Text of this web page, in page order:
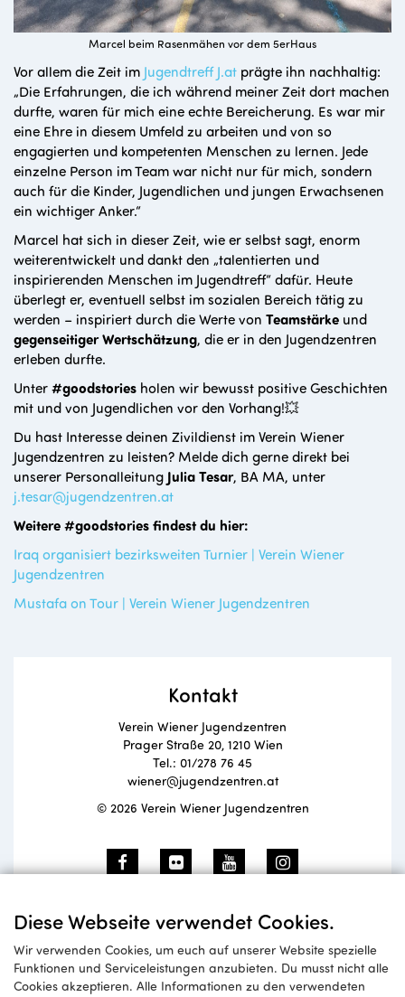
Diese Webseite verwendet Cookies.
Wir verwenden Cookies, um euch auf unserer Website spezielle
Funktionen und Serviceleistungen anzubieten. Du musst nicht alle
Cookies akzeptieren. Alle Informationen zu den verwendeten
Marcel beim Rasenmähen vor dem 5erHaus
Vor allem die Zeit im Jugendtreff J.at prägte ihn nachhaltig:
„Die Erfahrungen, die ich während meiner Zeit dort machen
durfte, waren für mich eine echte Bereicherung. Es war mir
eine Ehre in diesem Umfeld zu arbeiten und von so
engagierten und kompetenten Menschen zu lernen. Jede
einzelne Person im Team war nicht nur für mich, sondern
auch für die Kinder, Jugendlichen und jungen Erwachsenen
ein wichtiger Anker.“
Marcel hat sich in dieser Zeit, wie er selbst sagt, enorm
weiterentwickelt und dankt den „talentierten und
inspirierenden Menschen im Jugendtreff“ dafür. Heute
überlegt er, eventuell selbst im sozialen Bereich tätig zu
werden – inspiriert durch die Werte von Teamstärke und
gegenseitiger Wertschätzung, die er in den Jugendzentren
erleben durfte.
Unter#goodstories holen wir bewusst positive Geschichten
mit und von Jugendlichen vor den Vorhang!💥
Du hast Interesse deinen Zivildienst im Verein Wiener
Jugendzentren zu leisten? Melde dich gerne direkt bei
unserer Personalleitung Julia Tesar, BA MA, unter
j.tesar@jugendzentren.at
Weitere #goodstories findest du hier:
Iraq organisiert bezirksweiten Turnier | Verein Wiener
Jugendzentren
Mustafa on Tour | Verein Wiener Jugendzentren
Kontakt
Verein Wiener Jugendzentren
Prager Straße 20, 1210 Wien
Tel.: 01/278 76 45
wiener@jugendzentren.at
© 2026 Verein Wiener Jugendzentren
Newsletteranmeldung
Anmelden